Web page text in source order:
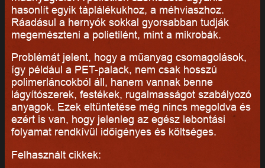
hasonlít egyik táplálékukhoz, a méhviaszhoz.
Ráadásul a hernyók sokkal gyorsabban tudják
megemészteni a polietilént, mint a mikrobák.
Problémát jelent, hogy a műanyag csomagolások,
így például a PET-palack, nem csak hosszú
polimerláncokból áll, hanem vannak benne
lágyítószerek, festékek, rugalmasságot szabályozó
anyagok. Ezek eltüntetése még nincs megoldva és
ezért is van, hogy jelenleg az egész lebontási
folyamat rendkívül időigényes és költséges.
Felhasznált cikkek: